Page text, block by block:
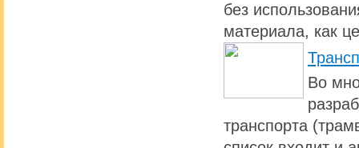
без
материала, как
Во
транспорта